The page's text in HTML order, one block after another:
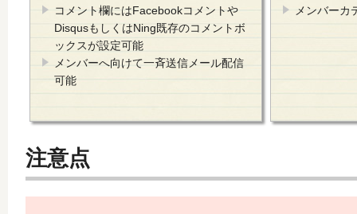
コメント欄にはFacebookコメントや
DisqusもしくはNing既存のコメントボ
ックスが設定可能
メンバーへ向けて一斉送信メール配信
可能
メンバーカ
注意点